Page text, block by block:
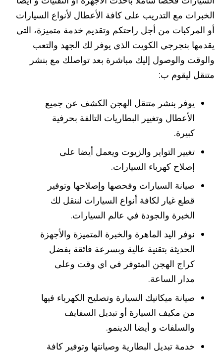
الخبرات مع التدريب على كافة الأعطال لأنواع السيارات
أو المركبات من أجل راحتكم وتقديم خدمة متميزة، التي
يقدمها بنجرجي الكويت الذي يوفر لك الجهد والتعب
والوقت والوصول إليك مباشرة بعد تواصلك مع بنشر
متنقل ليقوم ب:
يوفر بنشر متنقل الهجن الكشف عن جميع
الأعطال وتغيير البطاريات التالفة بحرفية
كبيرة.
تغيير التواير والزيوت ويعمل أيضا على
إصلاح كهرباء السيارات.
صيانة السيارات وفحصها وإصلاحها وتوفير
قطع غيار لكافة أنواع السيارات لننقل لك
الخبرة والجودة في عالم السيارات.
نوفر اليد الماهرة والخبرة المتميزة والأجهزة
الحديثة بتقنية عالية وبسرعة فائقة بفضل
كراج الهجن المتوفر في اي وقت وعلى
مدار الساعة.
صيانة ميكانيك السيارة وتصليح الكهرباء فيها
من مكيف السيارة أو تبديل السفايف
والسلفات و أيضا الدينمو.
خدمة تبديل البطارية وصيانتها وتوفير كافة